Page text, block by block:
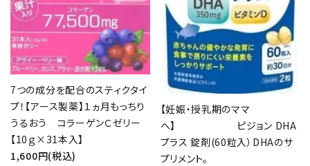
7つの成分を配合のスティクタイ
プ！【アース製薬】１ヵ月もっちり
うるおう コラーゲンＣゼリー
【10ｇ×31本入】
1,600円(税込)
【妊娠・授乳期のママ
へ】 ピジョン DHA
プラス 錠剤(60粒入）DHAのサ
プリメント。